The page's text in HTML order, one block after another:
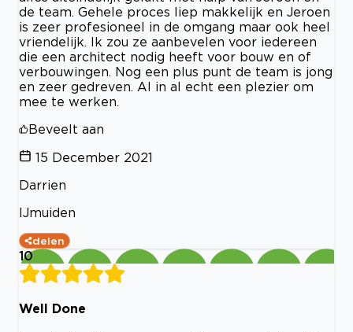
de team. Gehele proces liep makkelijk en Jeroen
is zeer profesioneel in de omgang maar ook heel
vriendelijk. Ik zou ze aanbevelen voor iedereen
die een architect nodig heeft voor bouw en of
verbouwingen. Nog een plus punt de team is jong
en zeer gedreven. Al in al echt een plezier om
mee te werken.
Beveelt aan
15 December 2021
Darrien
IJmuiden
delen
10
Well Done